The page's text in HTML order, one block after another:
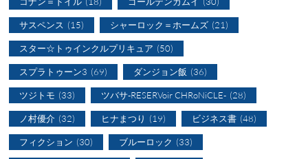
サスペンス (15) シャーロック＝ホームズ (21)
スター☆トゥインクルプリキュア (50)
スプラトゥーン3 (69) ダンジョン飯 (36)
ツジトモ (33) ツバサ-RESERVoir CHRoNiCLE- (28)
ノ村優介 (32) ヒナまつり (19) ビジネス書 (48)
フィクション (30) ブルーロック (33)